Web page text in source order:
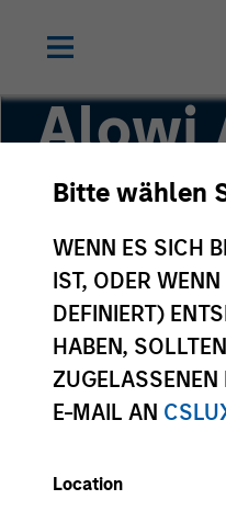
Bitte wählen
WENN ES SICH
IST, ODER
DEFINIERT)
HABEN,
ZUGELASSENEN
E-MAIL AN
Location
Alowi
Executive Director